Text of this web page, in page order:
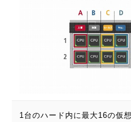
1台のハード内に最大16の仮